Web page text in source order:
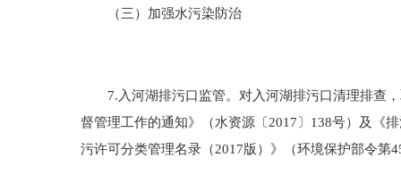
（三）加强水污染防治
7.入河湖排污口监管。对入河湖排污口清理排查，
督管理工作的通知》（水资源〔2017〕138号）及《
污许可分类管理名录（2017版）》（环境保护部令